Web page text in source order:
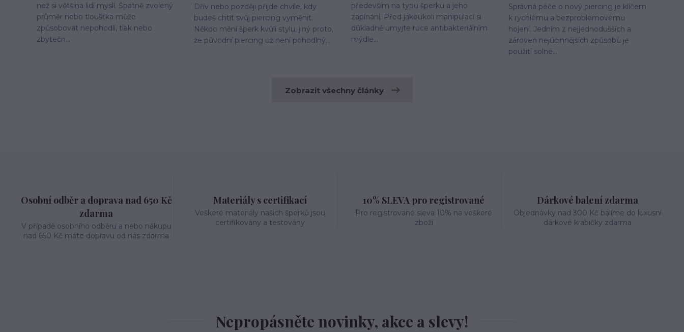
než si většina lidí myslí. Špatně zvolený
průměr nebo tloušťka může
způsobovat nepohodlí, tlak nebo
zbytečn...
Dřív nebo později přijde chvíle, kdy
budeš chtít svůj piercing vyměnit.
Někdo mění šperk kvůli stylu, jiný proto,
že původní piercing už není pohodlný...
především na typu šperku a jeho
zapínání. Před jakoukoli manipulací si
důkladně umyjte ruce antibakteriálním
mýdle...
Správná péče o nový piercing je klíčem
k rychlému a bezproblémovému
hojení. Jedním z nejjednodušších a
zároveň nejúčinnějších způsobů je
použití solné...
Zobrazit všechny články
Osobní odběr a doprava nad 650 Kč
zdarma
V případě osobního odběru a nebo nákupu
nad 650 Kč máte dopravu od nás zdarma
Materiály s certifikací
Veškeré materiály našich šperků jsou
certifikovány a testovány
10% SLEVA pro registrované
Pro registrované sleva 10% na veškeré
zboží
Dárkové balení zdarma
Objednávky nad 300 Kč balíme do luxusní
dárkové krabičky zdarma
Nepropásněte novinky, akce a slevy!